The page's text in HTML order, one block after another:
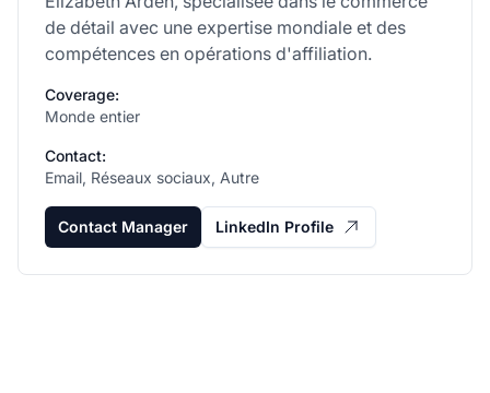
de détail avec une expertise mondiale et des
compétences en opérations d'affiliation.
Coverage:
Monde entier
Contact:
Email, Réseaux sociaux, Autre
Contact Manager LinkedIn Profile